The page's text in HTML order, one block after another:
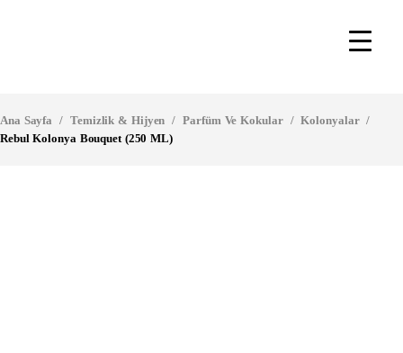
Ana Sayfa / Temizlik & Hijyen / Parfüm Ve Kokular / Kolonyalar /
Rebul Kolonya Bouquet (250 ML)